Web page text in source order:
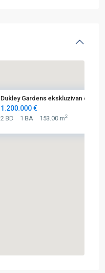
Dukley Gardens ekskluzivan dvo...
1.200.000 €
2 BD 1 BA 153.00 m2